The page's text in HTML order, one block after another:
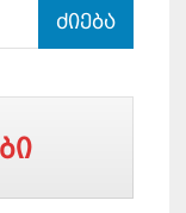
ძიება